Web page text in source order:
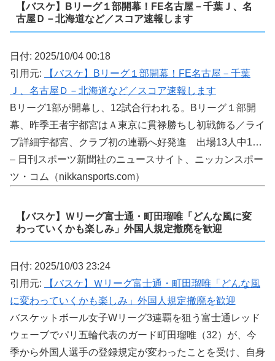
【バスケ】Bリーグ１部開幕！FE名古屋－千葉Ｊ、名
古屋Ｄ－北海道など／スコア速報します
日付: 2025/10/04 00:18
引用元:
【バスケ】Bリーグ１部開幕！FE名古屋－千葉
Ｊ、名古屋Ｄ－北海道など／スコア速報します
Bリーグ1部が開幕し、12試合行われる。Bリーグ１部開
幕、昨季王者宇都宮はＡ東京に貫禄勝ちし初戦飾る／ライ
ブ詳細宇都宮、クラブ初の連覇へ好発進 出場13人中1…
– 日刊スポーツ新聞社のニュースサイト、ニッカンスポー
ツ・コム（nikkansports.com）
【バスケ】Ｗリーグ富士通・町田瑠唯「どんな風に変
わっていくかも楽しみ」外国人規定撤廃を歓迎
日付: 2025/10/03 23:24
引用元:
【バスケ】Ｗリーグ富士通・町田瑠唯「どんな風
に変わっていくかも楽しみ」外国人規定撤廃を歓迎
バスケットボール女子Wリーグ3連覇を狙う富士通レッド
ウェーブでパリ五輪代表のガード町田瑠唯（32）が、今
季から外国人選手の登録規定が変わったことを受け、自身